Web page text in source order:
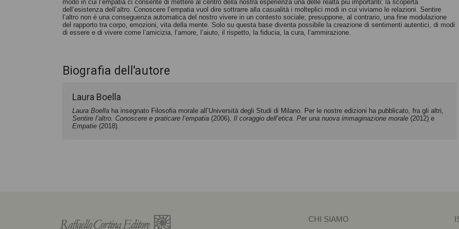
Milena Santerini
modo in cui l’empatia ci consente di mettere al centro della nostra esperienza una delle realtà più importanti: la scoperta
dell’esistenza dell’altro. Conoscere l’empatia vuol dire sottrarre alla casualità i molteplici modi in cui viviamo le relazioni. Sentire
l’altro non è una conseguenza automatica del nostro vivere in un contesto sociale; presuppone, al contrario, una fine modulazione
del rapporto tra corpo, emozioni, vita della mente. Solo su questa base diventa possibile la creazione di sentimenti autentici, di modi
di essere e di vivere come l’amicizia, l’amore, l’aiuto, il rispetto, la fiducia, la cura, l’ammirazione.
Biografia dell'autore
Laura Boella
Laura Boella ha insegnato Filosofia morale all’Università degli Studi di Milano. Per le nostre edizioni ha pubblicato, fra gli altri,
Sentire l’altro. Conoscere e praticare l’empatia (2006), Il coraggio dell’etica. Per una nuova immaginazione morale (2012) e
Empatie (2018).
CHI SIAMO